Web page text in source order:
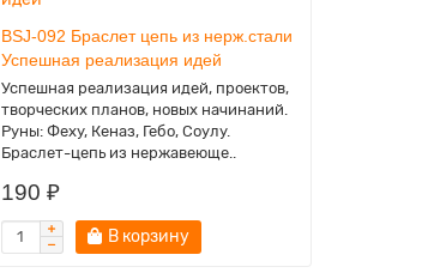
BSJ-092 Браслет цепь из нерж.стали
Успешная реализация идей
Успешная реализация идей, проектов,
творческих планов, новых начинаний.
Руны: Феху, Кеназ, Гебо, Соулу.
Браслет-цепь из нержавеюще..
190 ₽
В корзину